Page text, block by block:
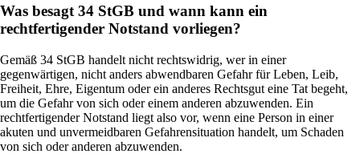
Was besagt 34 StGB und wann kann ein
rechtfertigender Notstand vorliegen?
Gemäß 34 StGB handelt nicht rechtswidrig, wer in einer
gegenwärtigen, nicht anders abwendbaren Gefahr für Leben, Leib,
Freiheit, Ehre, Eigentum oder ein anderes Rechtsgut eine Tat begeht,
um die Gefahr von sich oder einem anderen abzuwenden. Ein
rechtfertigender Notstand liegt also vor, wenn eine Person in einer
akuten und unvermeidbaren Gefahrensituation handelt, um Schaden
von sich oder anderen abzuwenden.